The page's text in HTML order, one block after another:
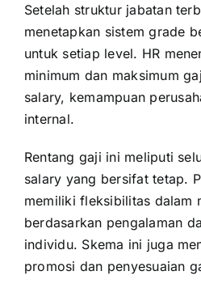
Setelah struktur jabatan
menetapkan sistem grade
untuk setiap level. HR
minimum dan maksimum
salary, kemampuan
internal.
Rentang gaji ini meliputi
salary yang bersifat tetap.
memiliki fleksibilitas dalam
berdasarkan pengalaman
individu. Skema ini juga
promosi dan penyesuaian